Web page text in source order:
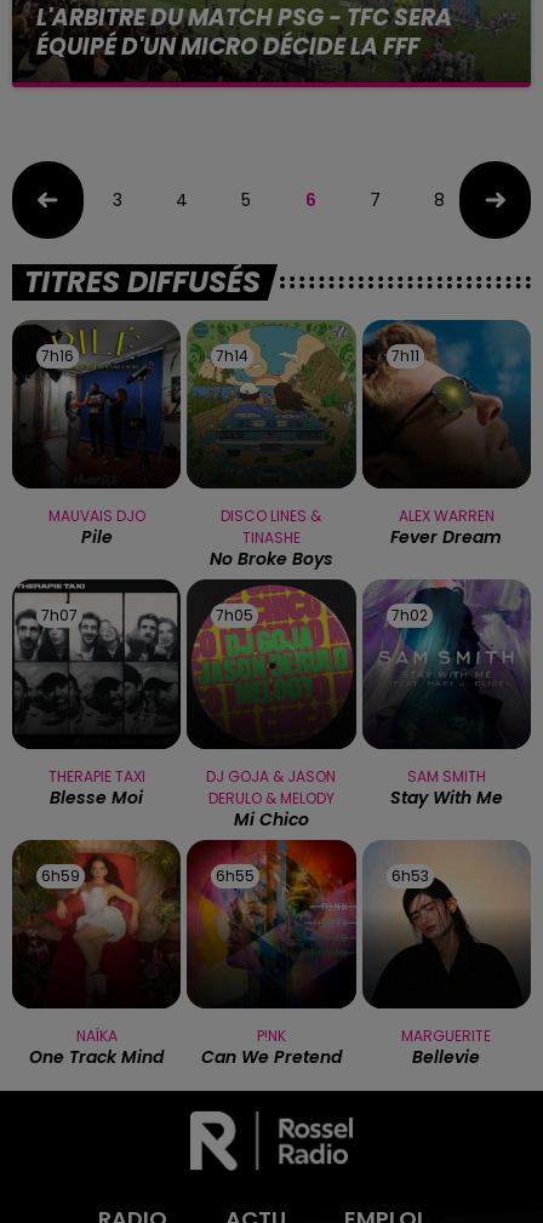
L'ARBITRE DU MATCH PSG - TFC SERA
ÉQUIPÉ D'UN MICRO DÉCIDE LA FFF
3 4 5 6 7 8 9
TITRES DIFFUSÉS
7h16
7h16
MAUVAIS DJO
Pile
7h14
7h14
DISCO LINES &
TINASHE
No Broke Boys
7h11
7h11
ALEX WARREN
Fever Dream
7h07
7h07
THERAPIE TAXI
Blesse Moi
7h05
7h05
DJ GOJA & JASON
DERULO & MELODY
Mi Chico
7h02
7h02
SAM SMITH
Stay With Me
6h59
6h59
NAÏKA
One Track Mind
6h55
6h55
P!NK
Can We Pretend
6h53
6h53
MARGUERITE
Bellevie